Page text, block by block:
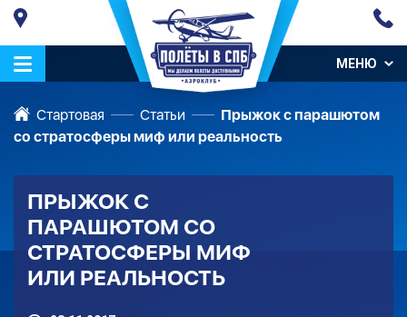
МЕНЮ
Стартовая Статьи
Прыжок с парашютом
со стратосферы миф или реальность
ПРЫЖОК С
ПАРАШЮТОМ СО
СТРАТОСФЕРЫ МИФ
ИЛИ РЕАЛЬНОСТЬ